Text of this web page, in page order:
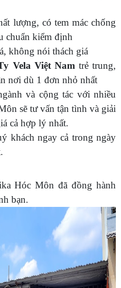
lượng, có tem mác chống
chuẩn kiểm định
không nói thách giá
Vela Việt Nam trẻ trung,
nơi dù 1 đơn nhỏ nhất
và cộng tác với nhiều
sẽ tư vấn tận tình và giải
cả hợp lý nhất.
khách ngay cả trong ngày
Hóc Môn đã đồng hành
bạn.